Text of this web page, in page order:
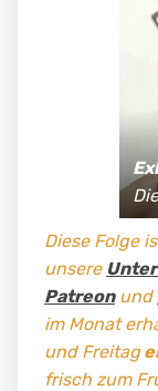
Die
Diese Folge
unsere
Patreonund
im Monat
und Freitag
frisch zum